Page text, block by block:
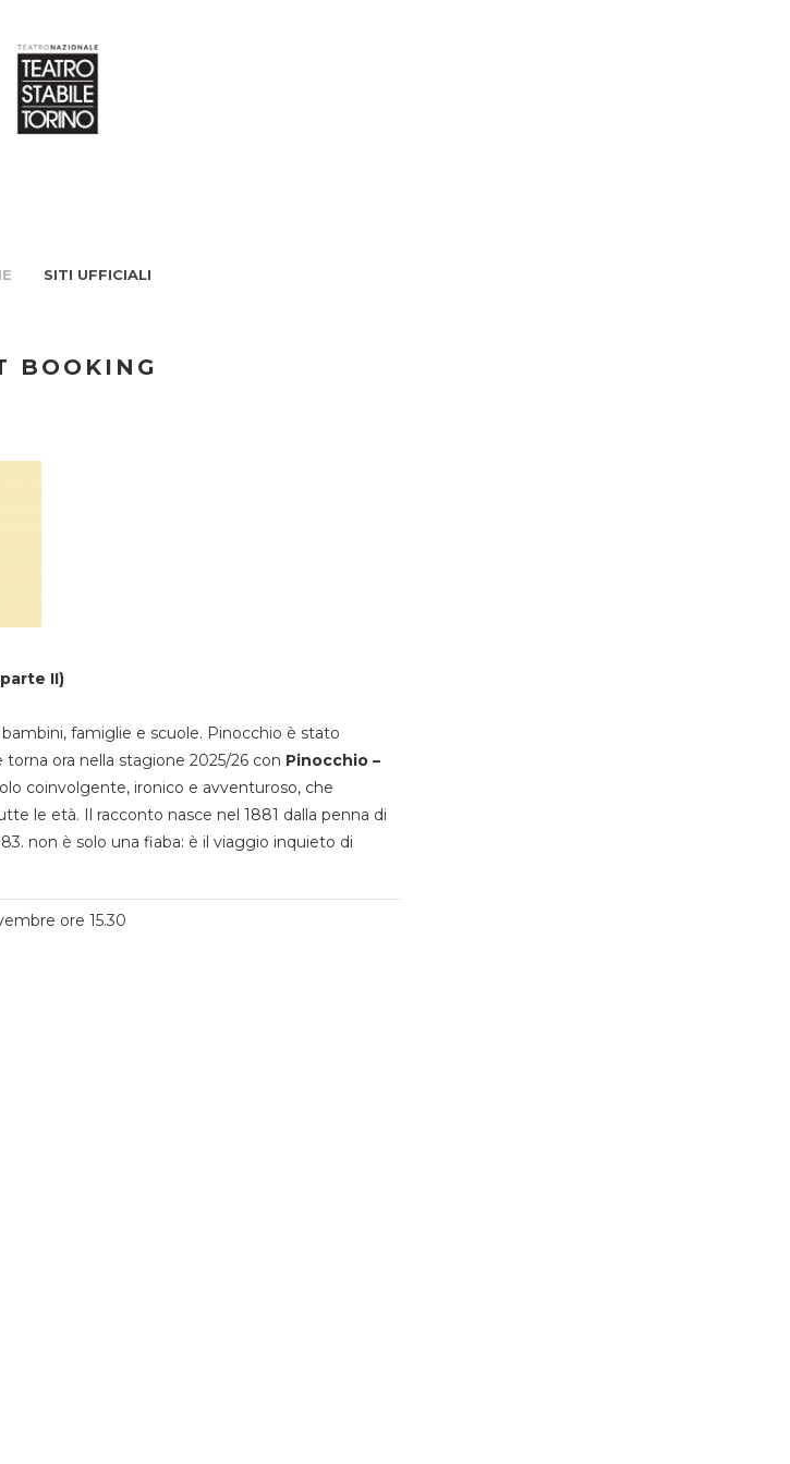
SITI UFFICIALI
BOOKING
II)
famiglie e scuole. Pinocchio è stato
ora nella stagione 2025/26 con Pinocchio –
coinvolgente, ironico e avventuroso, che
le età. Il racconto nasce nel 1881 dalla penna di
non è solo una fiaba: è il viaggio inquieto di
ore 15.30